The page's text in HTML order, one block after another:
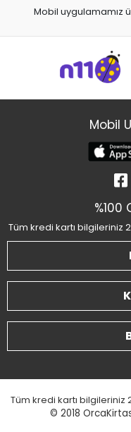
Mobil uygulamamız
Mobil
Tüm kredi kartı bilgileriniz
Tüm kredi kartı bilgileriniz
© 2018